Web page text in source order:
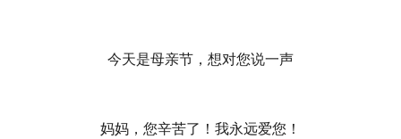
今天是母亲节，想对您说一声
妈妈，您辛苦了！我永远爱您！